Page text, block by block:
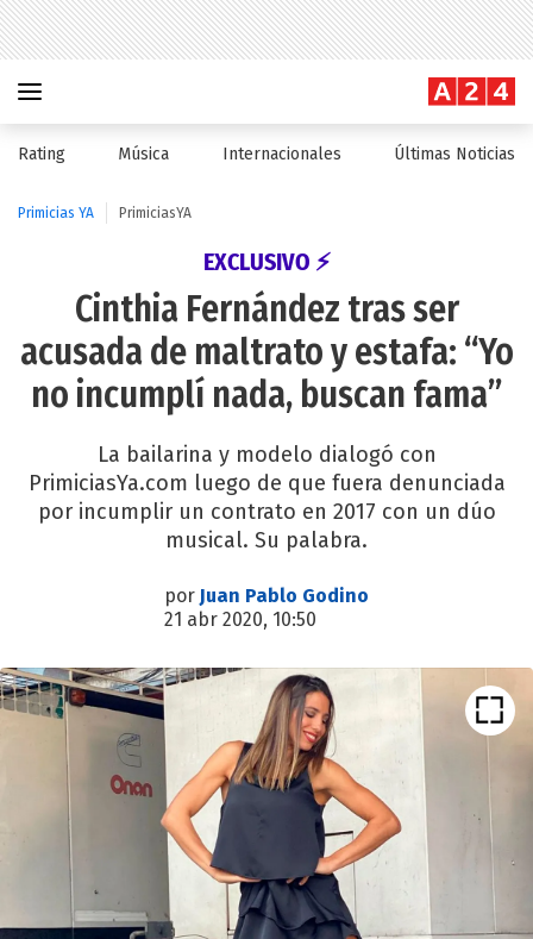
Rating Música Internacionales Últimas Noticias
Primicias YA PrimiciasYA
EXCLUSIVO ⚡
Cinthia Fernández tras ser
acusada de maltrato y estafa: “Yo
no incumplí nada, buscan fama”
La bailarina y modelo dialogó con
PrimiciasYa.com luego de que fuera denunciada
por incumplir un contrato en 2017 con un dúo
musical. Su palabra.
por Juan Pablo Godino
21 abr 2020, 10:50